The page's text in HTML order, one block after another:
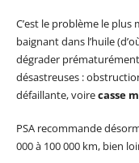
C’est le problème le
baignant dans l’huile
dégrader
désastreuses :
défaillante, voirecasse
PSA recommande
000 à 100 000 km, bien